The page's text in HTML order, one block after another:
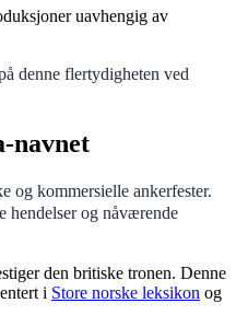
uavhengig av
denne flertydigheten ved
navnet
og kommersielle ankerfester.
hendelser og nåværende
den britiske tronen. Denne
i Store norske leksikon og